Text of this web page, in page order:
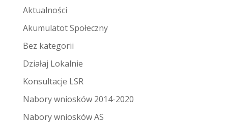
Aktualności
Akumulatot Społeczny
Bez kategorii
Działaj Lokalnie
Konsultacje LSR
Nabory wniosków 2014-2020
Nabory wniosków AS